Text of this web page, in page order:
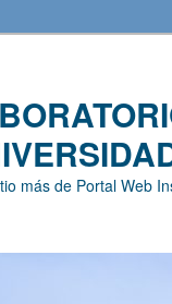
más de Portal Web